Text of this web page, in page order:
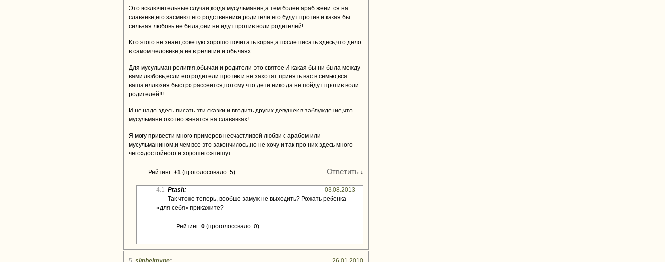
Это исключительные случаи,когда мусульманин,а тем более араб женится на
славянке,его засмеют его родственники,родители его будут против и какая бы
сильная любовь не была,они не идут против воли родителей!
Кто этого не знает,советую хорошо почитать коран,а после писать здесь,что дело
в самом человеке,а не в религии и обычаях.
Для мусульман религия,обычаи и родители-это святое!И какая бы ни была между
вами любовь,если его родители против и не захотят принять вас в семью,вся
ваша иллюзия быстро рассеится,потому что дети никогда не пойдут против воли
родителей!!!
И не надо здесь писать эти сказки и вводить других девушек в заблуждение,что
мусульмане охотно женятся на славянках!
Я могу привести много примеров несчастливой любви с арабом или
мусульманином,и чем все это закончилось,но не хочу и так про них здесь много
чего»достойного и хорошего»пишут…
Рейтинг: +1 (проголосовало: 5) Ответить ↓
4.1 Ptash:
03.08.2013
Так чтоже теперь, вообще замуж не выходить? Рожать ребенка
«для себя» прикажите?
Рейтинг: 0 (проголосовало: 0)
5 simbelmyne: 26.01.2010